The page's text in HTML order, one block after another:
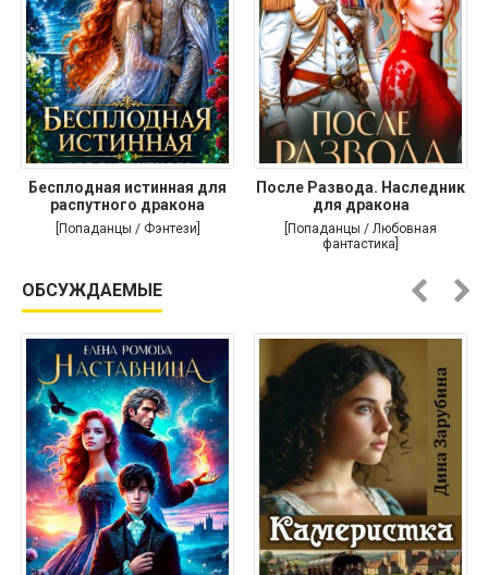
Бесплодная истинная для
распутного дракона
[Попаданцы / Фэнтези]
После Развода. Наследник
для дракона
[Попаданцы / Любовная
фантастика]
ОБСУЖДАЕМЫЕ